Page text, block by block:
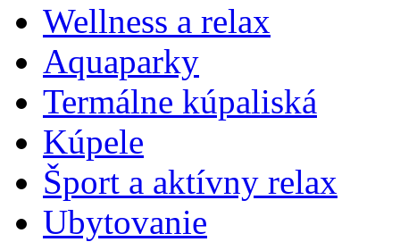
Wellness a relax
Aquaparky
Termálne kúpaliská
Kúpele
Šport a aktívny relax
Ubytovanie